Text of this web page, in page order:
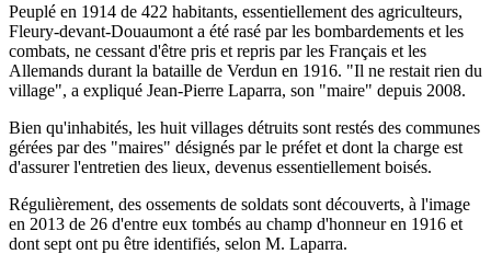
Peuplé en 1914 de 422 habitants, essentiellement des agriculteurs,
Fleury-devant-Douaumont a été rasé par les bombardements et les
combats, ne cessant d'être pris et repris par les Français et les
Allemands durant la bataille de Verdun en 1916. "Il ne restait rien du
village", a expliqué Jean-Pierre Laparra, son "maire" depuis 2008.
Bien qu'inhabités, les huit villages détruits sont restés des communes
gérées par des "maires" désignés par le préfet et dont la charge est
d'assurer l'entretien des lieux, devenus essentiellement boisés.
Régulièrement, des ossements de soldats sont découverts, à l'image
en 2013 de 26 d'entre eux tombés au champ d'honneur en 1916 et
dont sept ont pu être identifiés, selon M. Laparra.